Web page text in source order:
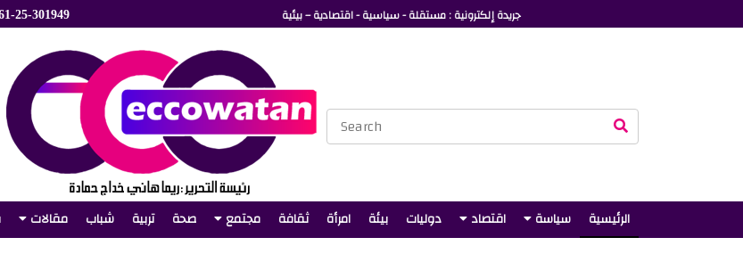
25-301949 جريدة إلكترونية : مستقلة - سياسية - اقتصادية – بيئية
مقالات شباب تربية صحة مجتمع ثقافة امرأة بيئة دوليات اقتصاد سياسة الرئيسية